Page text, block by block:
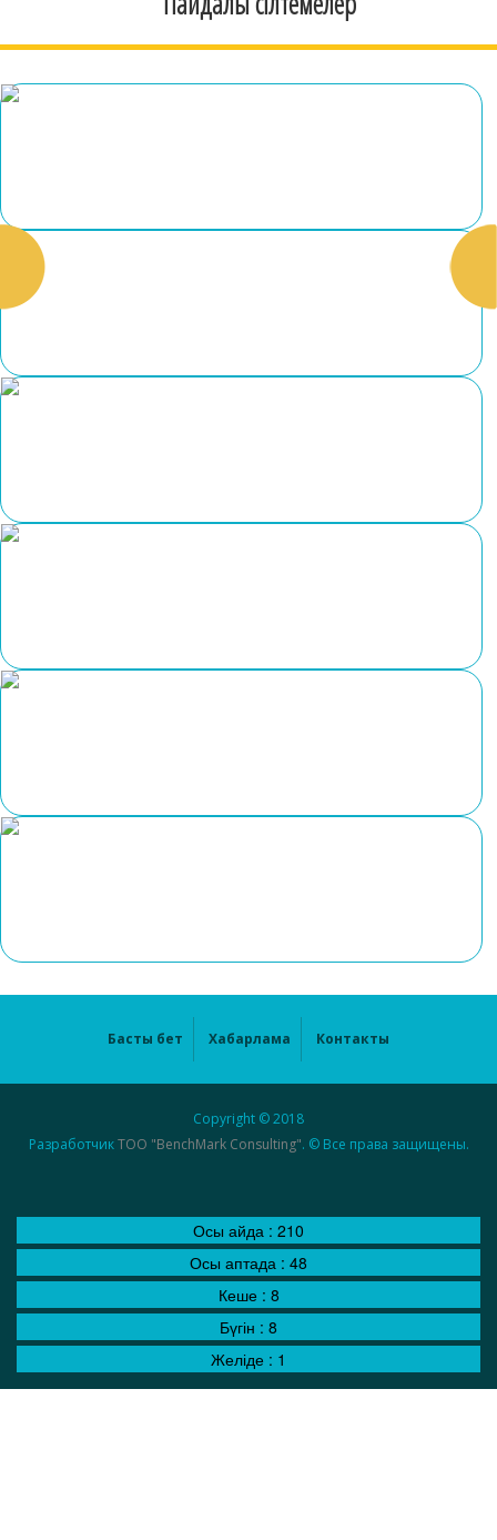
Басты бет Хабарлама Контакты
Copyright © 2018
РазработчикТОО "BenchMark Consulting". © Все права защищены.
Осы айда : 210
Осы аптада : 48
Кеше : 8
Бүгін : 8
Желіде : 1